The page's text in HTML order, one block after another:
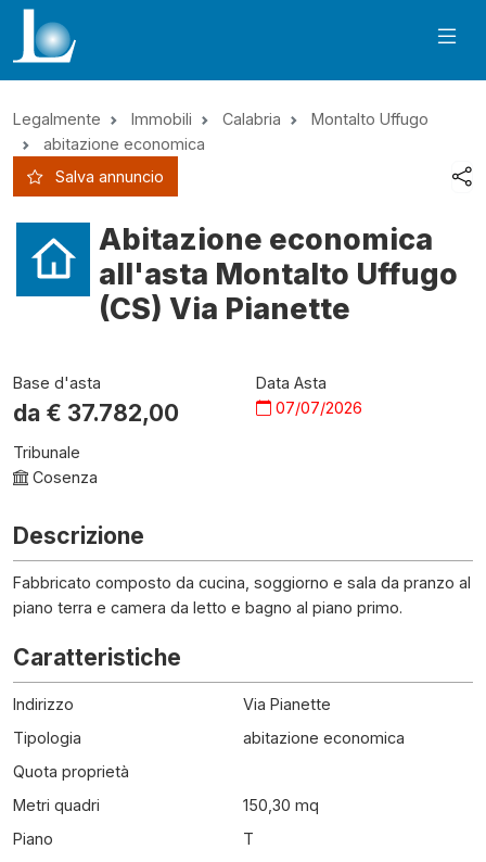
Legalmente Immobili Calabria
Montalto Uffugo
abitazione economica
Salva annuncio
Abitazione economica
all'asta Montalto Uffugo
(CS) Via Pianette
Base d'asta
da € 37.782,00
Data Asta
07/07/2026
Tribunale
Cosenza
Descrizione
Fabbricato composto da cucina, soggiorno e sala da pranzo al
piano terra e camera da letto e bagno al piano primo.
Caratteristiche
Indirizzo
Via Pianette
Tipologia
abitazione economica
Quota proprietà
Metri quadri
150,30 mq
Piano
T